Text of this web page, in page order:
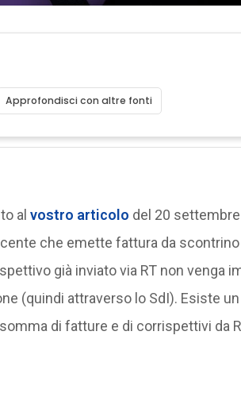
Approfondisci con altre fonti
al vostro articolo del 20
che emette fattura da scontrino
già inviato via RT non venga
(quindi attraverso lo SdI). Esiste
di fatture e di corrispettivi da